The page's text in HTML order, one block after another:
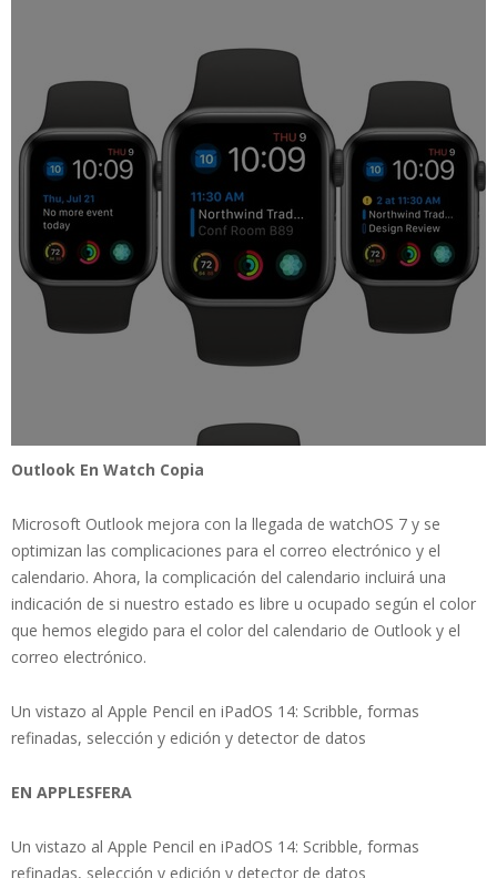
Outlook En Watch Copia
Microsoft Outlook mejora con la llegada de watchOS 7 y se
optimizan las complicaciones para el correo electrónico y el
calendario. Ahora, la complicación del calendario incluirá una
indicación de si nuestro estado es libre u ocupado según el color
que hemos elegido para el color del calendario de Outlook y el
correo electrónico.
Un vistazo al Apple Pencil en iPadOS 14: Scribble, formas
refinadas, selección y edición y detector de datos
EN APPLESFERA
Un vistazo al Apple Pencil en iPadOS 14: Scribble, formas
refinadas, selección y edición y detector de datos